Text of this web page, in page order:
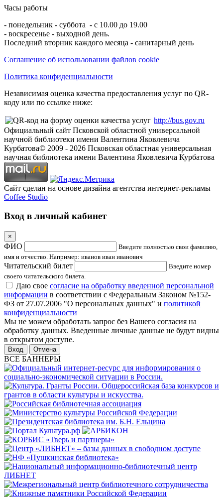
Часы работы
- понедельник - суббота - с 10.00 до 19.00
- воскресенье - выходной день.
Последний вторник каждого месяца - санитарный день
Соглашение об использовании файлов cookie
Политика конфиденциальности
Независимая оценка качества предоставления услуг по QR-
коду или по ссылке ниже:
http://bus.gov.ru
Официальный сайт Псковской областной универсальной
научной библиотеки имени Валентина Яковлевича
Курбатова© 2009 - 2026 Псковская областная универсальная
научная библиотека имени Валентина Яковлевича Курбатова
Сайт сделан на основе дизайна агентства интернет-рекламы
Coffee Studio
Вход в личный кабинет
×
ФИО
Введите полностью свои фамилию,
имя и отчество. Например: иванов иван иванович
Читательский билет
Введите номер
своего читательского билета.
Даю свое согласие на обработку введенной персональной
информации в соответствии с Федеральным Законом №152-
ФЗ от 27.07.2006 "О персональных данных" и политикой
конфиденциальности
Мы не можем обработать запрос без Вашего согласия на
обработку данных. Введенные личные данные не будут видны
в открытом доступе.
Отмена
ВСЕ БАННЕРЫ